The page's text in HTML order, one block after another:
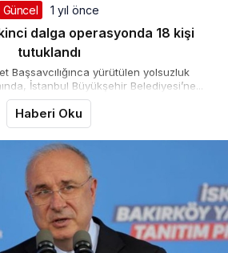
Güncel 1 yıl önce
dalga operasyonda 18 kişi
tutuklandı
Başsavcılığınca yürütülen yolsuzluk
İstanbul Büyükşehir Belediyesi’ne...
Haberi Oku